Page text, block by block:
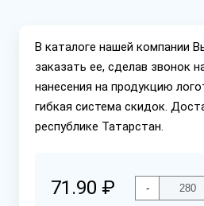
В каталоге нашей компании
заказать ее, сделав звонок
нанесения на продукцию
гибкая система скидок.
республике Татарстан.
71.90 ₽ -